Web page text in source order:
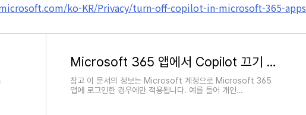
ko-KR/Privacy/turn-off-copilot-in-microsoft-365-apps
Microsoft 365 앱에서 Copilot 끄기 | Microsoft Support
참고 이 문서의 정보는 Microsoft 계정으로 Microsoft 365
앱에 로그인한 경우에만 적용됩니다. 예를 들어 개인